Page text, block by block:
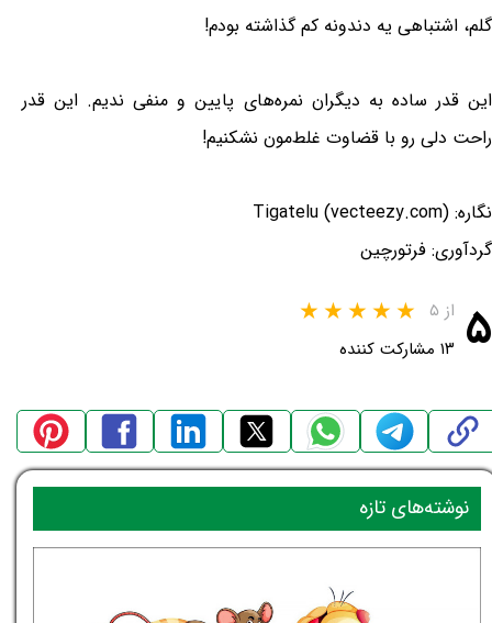
گلم، اشتباهی یه دندونه کم گذاشته بودم!
این قدر ساده به دیگران نمره‌های پایین و منفی ندیم. این قدر
راحت دلی رو با قضاوت غلط‌مون نشکنیم!
نگاره: Tigatelu (vecteezy.com)
گردآوری: فرتورچین
۵ از ۵
۱۳ مشارکت کننده
نوشته‌های تازه